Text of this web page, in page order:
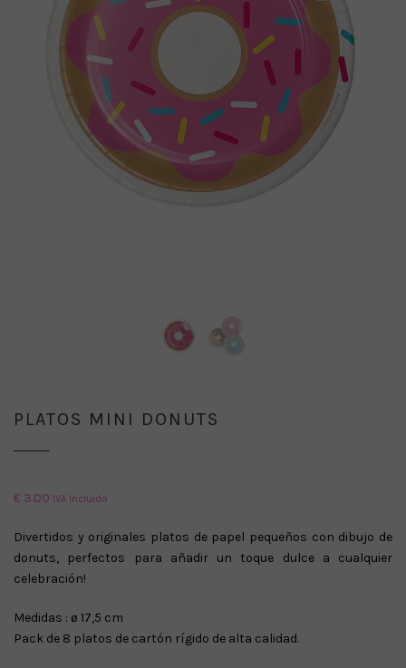
PLATOS MINI DONUTS
€ 3.00 IVA Incluido
Divertidos y originales platos de papel pequeños con dibujo de
donuts, perfectos para añadir un toque dulce a cualquier
celebración!
Medidas : ø 17,5 cm
Pack de 8 platos de cartón rígido de alta calidad.